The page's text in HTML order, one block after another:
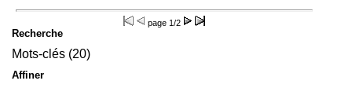
page 1/2
Recherche
Mots-clés (20)
Affiner